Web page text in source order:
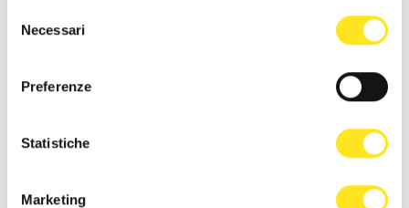
delNecessari
Preferenze
Statistiche
Marketing
SERVIZI PER I PIÙ PICCOLI
WELLNESS
CURA